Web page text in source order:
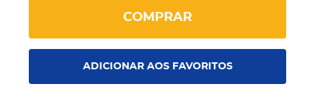
COMPRAR
ADICIONAR AOS FAVORITOS